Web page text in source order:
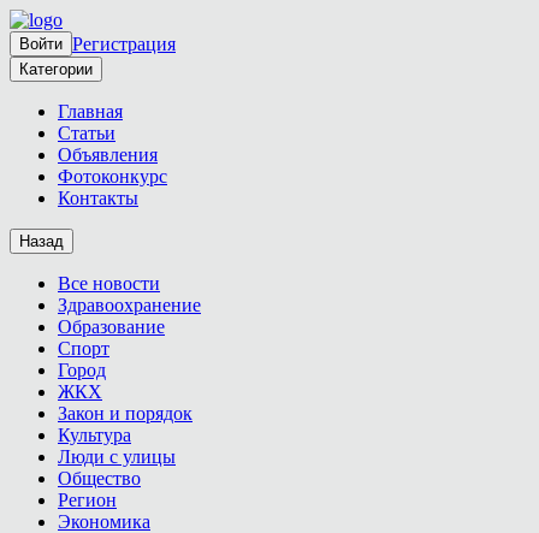
Войти Регистрация
Категории
Главная
Статьи
Объявления
Фотоконкурс
Контакты
Назад
Все новости
Здравоохранение
Образование
Спорт
Город
ЖКХ
Закон и порядок
Культура
Люди с улицы
Общество
Регион
Экономика